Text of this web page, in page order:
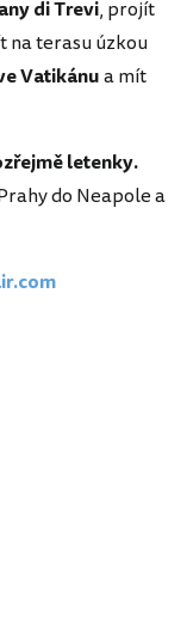
di Trevi, projít
na terasu úzkou
Vatikánua mít
letenky.
do Neapole a